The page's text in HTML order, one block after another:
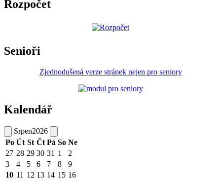
Rozpočet
Senioři
Zjednodušená verze stránek nejen pro seniory
Kalendář
Srpen2026
Po Út St Čt Pá So Ne
27 28 29 30 31 1
2
3
4 5 6 7 8
9
10 11 12 13 14 15 16